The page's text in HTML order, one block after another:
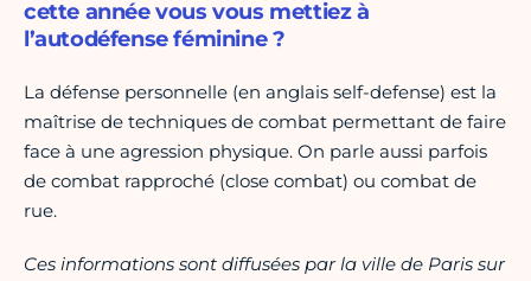
cette année vous vous mettiez à
l’autodéfense féminine ?
La défense personnelle (en anglais self-defense) est la
maîtrise de techniques de combat permettant de faire
face à une agression physique. On parle aussi parfois
de combat rapproché (close combat) ou combat de
rue.
Ces informations sont diffusées par la ville de Paris sur